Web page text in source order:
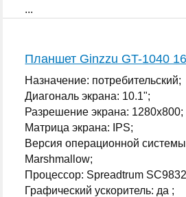
...
Планшет Ginzzu GT-1040
Назначение: потребительский;
Диагональ экрана: 10.1";
Разрешение экрана: 1280x800;
Матрица экрана: IPS;
Версия операционной
Marshmallow;
Процессор: Spreadtrum
Графический ускоритель: да ;